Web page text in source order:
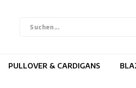
PULLOVER & CARDIGANS